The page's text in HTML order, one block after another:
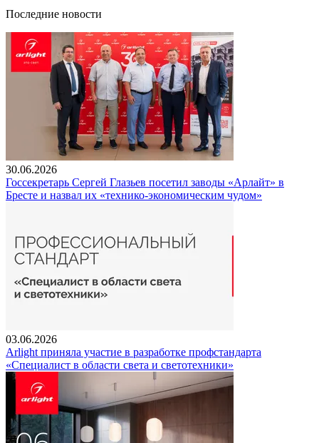
Последние новости
30.06.2026
Госсекретарь Сергей Глазьев посетил заводы «Арлайт» в
Бресте и назвал их «технико-экономическим чудом»
03.06.2026
Arlight приняла участие в разработке профстандарта
«Специалист в области света и светотехники»